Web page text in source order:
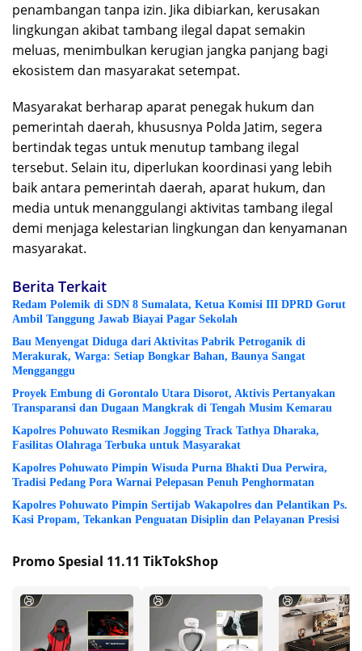
penambangan tanpa izin. Jika dibiarkan, kerusakan
lingkungan akibat tambang ilegal dapat semakin
meluas, menimbulkan kerugian jangka panjang bagi
ekosistem dan masyarakat setempat.
Masyarakat berharap aparat penegak hukum dan
pemerintah daerah, khususnya Polda Jatim, segera
bertindak tegas untuk menutup tambang ilegal
tersebut. Selain itu, diperlukan koordinasi yang lebih
baik antara pemerintah daerah, aparat hukum, dan
media untuk menanggulangi aktivitas tambang ilegal
demi menjaga kelestarian lingkungan dan kenyamanan
masyarakat.
Berita Terkait
Redam Polemik di SDN 8 Sumalata, Ketua Komisi III DPRD Gorut
Ambil Tanggung Jawab Biayai Pagar Sekolah
Bau Menyengat Diduga dari Aktivitas Pabrik Petroganik di
Merakurak, Warga: Setiap Bongkar Bahan, Baunya Sangat
Mengganggu
Proyek Embung di Gorontalo Utara Disorot, Aktivis Pertanyakan
Transparansi dan Dugaan Mangkrak di Tengah Musim Kemarau
Kapolres Pohuwato Resmikan Jogging Track Tathya Dharaka,
Fasilitas Olahraga Terbuka untuk Masyarakat
Kapolres Pohuwato Pimpin Wisuda Purna Bhakti Dua Perwira,
Tradisi Pedang Pora Warnai Pelepasan Penuh Penghormatan
Kapolres Pohuwato Pimpin Sertijab Wakapolres dan Pelantikan Ps.
Kasi Propam, Tekankan Penguatan Disiplin dan Pelayanan Presisi
Promo Spesial 11.11 TikTokShop